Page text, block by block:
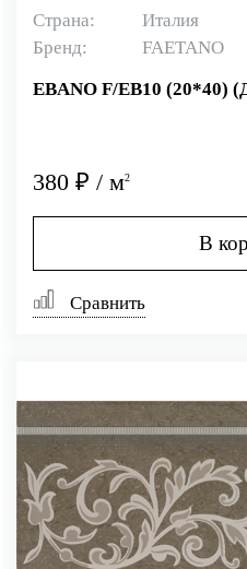
Страна:
Италия
Бренд:
FAETANO
EBANO F/EB10 (20*40)
380 ₽ / м2
В
Сравнить